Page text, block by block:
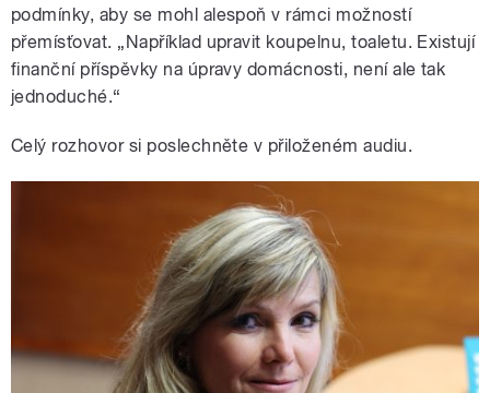
podmínky, aby se mohl alespoň v rámci možností
přemísťovat. „Například upravit koupelnu, toaletu. Existují
finanční příspěvky na úpravy domácnosti, není ale tak
jednoduché.“
Celý rozhovor si poslechněte v přiloženém audiu.